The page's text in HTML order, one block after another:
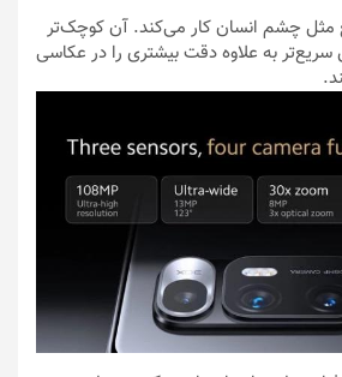
مثل چشم انسان کار می‌کند. آن کوچک‌تر
به علاوه دقت بیشتری را در عکاسی